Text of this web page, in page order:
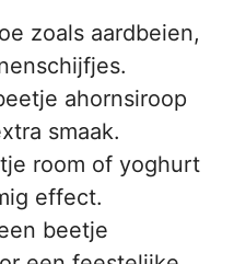
zoals aardbeien,
ahornsiroop
smaak.
room of yoghurt
effect.
beetje